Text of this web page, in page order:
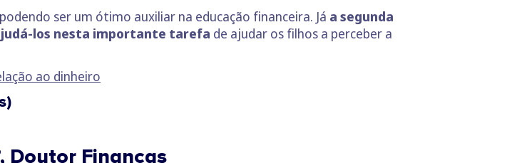
ser um ótimo auxiliar na educação financeira. Já a segunda
los nesta importante tarefa de ajudar os filhos a perceber a
ao dinheiro
Doutor Finanças